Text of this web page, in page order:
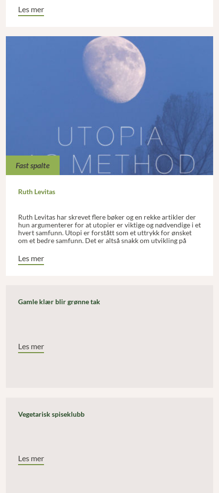
Les mer
Fast spalte
Ruth Levitas
Ruth Levitas har skrevet flere bøker og en rekke artikler der
hun argumenterer for at utopier er viktige og nødvendige i et
hvert samfunn. Utopi er forstått som et uttrykk for ønsket
om et bedre samfunn. Det er altså snakk om utvikling på
Les mer
Gamle klær blir grønne tak
Les mer
Vegetarisk spiseklubb
Les mer